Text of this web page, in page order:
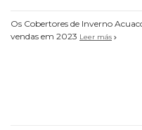
Os Cobertores de Inverno
vendas em 2023 Leer más